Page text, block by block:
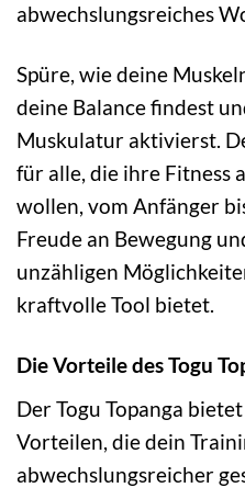
abwechslungsreiches
Spüre, wie deine
deine Balance findest
Muskulatur aktivierst.
für alle, die ihre Fitness
wollen, vom Anfänger
Freude an Bewegung
unzähligen
kraftvolle Tool bietet.
Die Vorteile des Togu
Der Togu Topanga
Vorteilen, die dein
abwechslungsreicher